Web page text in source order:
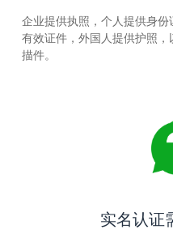
企业提供执照，个人提供身
有效证件，外国人提供护照
描件。
实名认证